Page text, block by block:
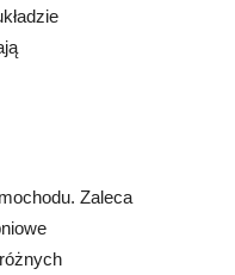
Zaleca